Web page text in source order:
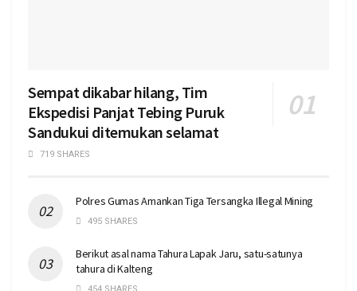
Sempat dikabar hilang, Tim
Ekspedisi Panjat Tebing Puruk
Sandukui ditemukan selamat
719 SHARES
Polres Gumas Amankan Tiga Tersangka Illegal Mining
495 SHARES
Berikut asal nama Tahura Lapak Jaru, satu-satunya
tahura di Kalteng
454 SHARES